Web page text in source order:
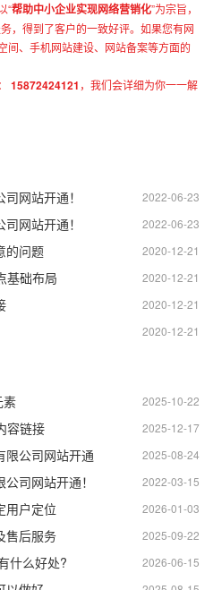
“帮助中小企业实现网络营销化”为宗旨，
，得到了客户的一致好评。如果您有网
间、手机网站建设、网站备案等方面的
15872424121 ，我们会详细为你一一解
2022-06-23
网站开通！
2022-06-23
网站开通！
2020-12-21
的问题
2020-12-21
基础布局
2020-12-21
2020-12-21
2025-10-22
素
2025-12-17
容链接
2025-08-24
限公司网站开通
2022-03-15
司网站开通！
2026-01-03
用户定位
2025-09-22
售后服务
2026-06-15
什么好处?